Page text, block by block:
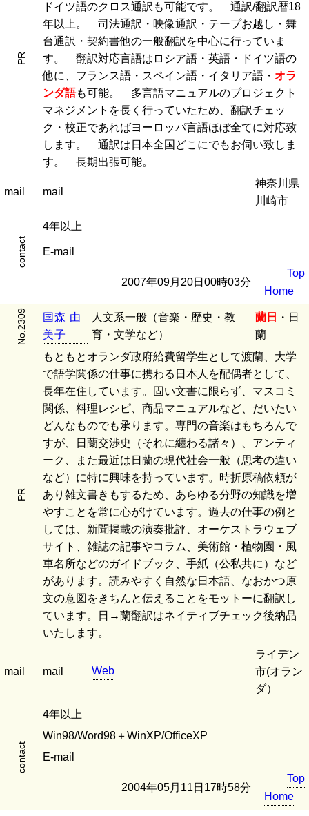
PR
ドイツ語のクロス通訳も可能です。 通訳/翻訳暦18
年以上。 司法通訳・映像通訳・テープお越し・舞
台通訳・契約書他の一般翻訳を中心に行っていま
す。 翻訳対応言語はロシア語・英語・ドイツ語の
他に、フランス語・スペイン語・イタリア語・ オラ
ンダ語も可能。 多言語マニュアルのプロジェクト
マネジメントを長く行っていたため、翻訳チェッ
ク・校正であればヨーロッパ言語ほぼ全てに対応致
します。 通訳は日本全国どこにでもお伺い致しま
す。 長期出張可能。
mail mail
神奈川県
川崎市
4年以上
contact E-mail
2007年09月20日00時03分
Top
Home
No.2309 国森 由
美子
人文系一般（音楽・歴史・教
育・文学など）
蘭日
・日
蘭
PR
もともとオランダ政府給費留学生として渡蘭、大学
で語学関係の仕事に携わる日本人を配偶者として、
長年在住しています。固い文書に限らず、マスコミ
関係、料理レシピ、商品マニュアルなど、だいたい
どんなものでも承ります。専門の音楽はもちろんで
すが、日蘭交渉史（それに纏わる諸々）、アンティ
ーク、また最近は日蘭の現代社会一般（思考の違い
など）に特に興味を持っています。時折原稿依頼が
あり雑文書きもするため、あらゆる分野の知識を増
やすことを常に心がけています。過去の仕事の例と
しては、新聞掲載の演奏批評、オーケストラウェブ
サイト、雑誌の記事やコラム、美術館・植物園・風
車名所などのガイドブック、手紙（公私共に）など
があります。読みやすく自然な日本語、なおかつ原
文の意図をきちんと伝えることをモットーに翻訳し
ています。日→蘭翻訳はネイティブチェック後納品
いたします。
mail mail Web
ライデン
市(オラン
ダ）
4年以上
Win98/Word98＋WinXP/OfficeXP
contact E-mail
2004年05月11日17時58分
Top
Home